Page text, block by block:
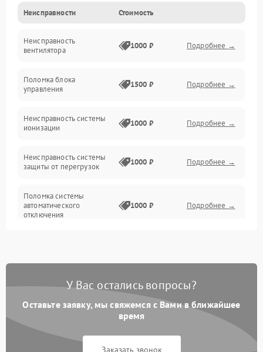
Фильтры
Механические повреждения
Сеть
Неисправности Стоимость
Неисправность
вентилятора
1000 ₽ Подробнее →
Поломка блока
управления
1500 ₽ Подробнее →
Неисправность системы
ионизации
1000 ₽ Подробнее →
Неисправность системы
защиты от перегрузок
1000 ₽ Подробнее →
Поломка системы
автоматического
отключения
1000 ₽ Подробнее →
замыкания
Повреждение системы
защиты от перегрева
1000 ₽
Неисправность системы
У Вас остались вопросы?
Оставьте заявку, мы свяжемся с Вами в ближайшее
время
Заказать звонок